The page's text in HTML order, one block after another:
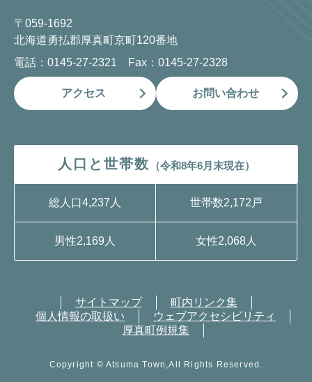
〒059-1692
北海道勇払郡厚真町京町120番地
電話：0145-27-2321 Fax：0145-27-2328
アクセス お問い合わせ
人口と世帯数 （令和8年6月末現在）
総人口4,237人 世帯数2,172戸
男性2,169人 女性2,068人
サイトマップ
町内リンク集
個人情報の取扱い
ウェブアクセシビリティ
厚真町例規集
Copyright © Atsuma Town,All Rights Reserved.